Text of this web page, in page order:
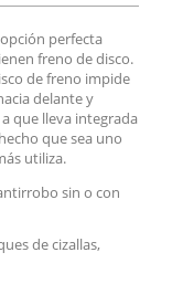
perfecta
freno de disco.
de freno impide
delante y
que lleva integrada
que sea uno
utiliza.
sin o con
de cizallas,